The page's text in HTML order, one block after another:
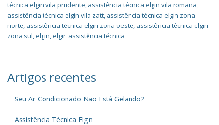
técnica elgin vila prudente, assistência técnica elgin vila romana,
assistência técnica elgin vila zatt, assistência técnica elgin zona
norte, assistência técnica elgin zona oeste, assistência técnica elgin
zona sul,elgin,elgin assistência técnica
Artigos recentes
Seu Ar-Condicionado Não Está Gelando?
Assistência Técnica Elgin